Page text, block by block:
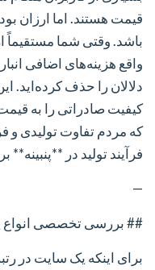
قیمت هستند. اما ارزان
باشد. وقتی شما مستقیماً
واقع هزینه‌های اضافی
دلالان را حذف کرده‌اید.
کیفیت صادراتی را به
که مردم تفاوت تولیدی و
فرآیند تولید در
—
## بررسی تخصصی انواع
برای اینکه یک سایت در